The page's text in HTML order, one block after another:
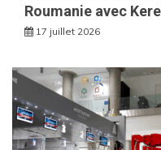
Roumanie avec
17 juillet 2026